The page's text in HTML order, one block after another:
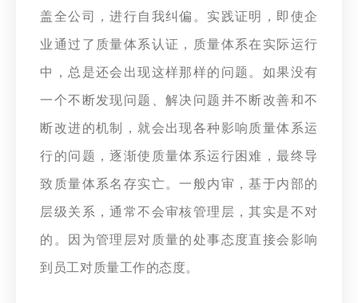
盖全公司，进行自我纠偏。实践证明，即使企
业通过了质量体系认证，质量体系在实际运行
中，总是还会出现这样那样的问题。如果没有
一个不断发现问题、解决问题并不断改善和不
断改进的机制，就会出现各种影响质量体系运
行的问题，逐渐使质量体系运行困难，最终导
致质量体系名存实亡。一般内审，基于内部的
层级关系，通常不会审核管理层，其实是不对
的。因为管理层对质量的处事态度直接会影响
到员工对质量工作的态度。